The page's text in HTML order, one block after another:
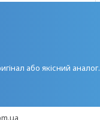
або якісний аналог.